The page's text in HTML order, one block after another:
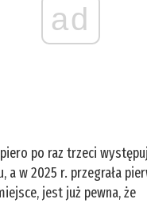
ad
po raz trzeci
a w 2025 r. przegrała
jest już pewna, że